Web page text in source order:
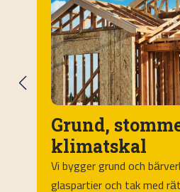
Inglasning
dörr-/
Skjut- eller vikpartier i
flexibilitet och ljus. Vi